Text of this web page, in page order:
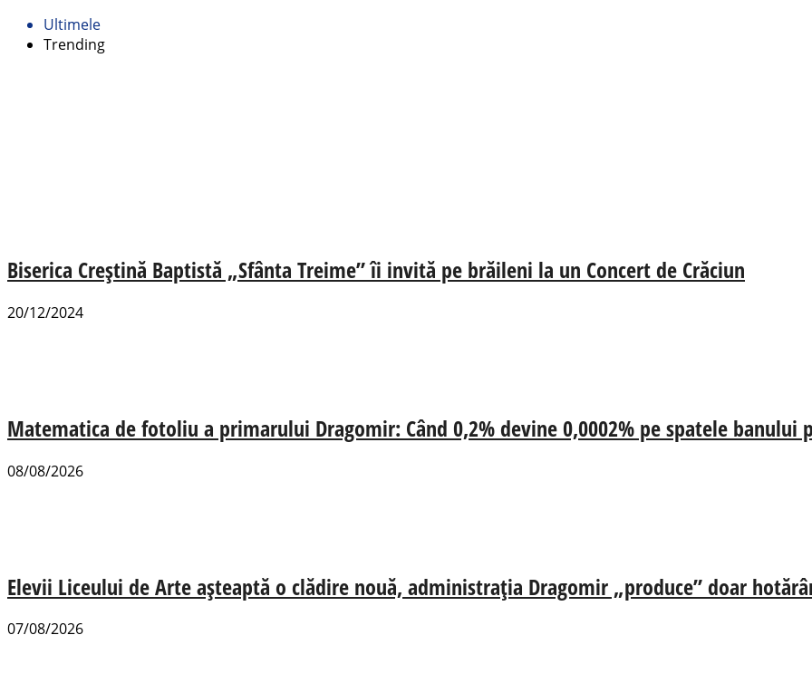
Ultimele
Trending
Biserica Creștină Baptistă „Sfânta Treime” îi invită pe brăileni la un Concert de Crăciun
20/12/2024
Matematica de fotoliu a primarului Dragomir: Când 0,2% devine 0,0002% pe spatele banului
08/08/2026
Elevii Liceului de Arte așteaptă o clădire nouă, administrația Dragomir „produce” doar
07/08/2026